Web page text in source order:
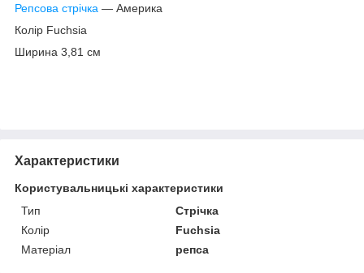
Репсова стрічка — Америка
Колір Fuchsia
Ширина 3,81 см
Характеристики
Користувальницькі характеристики
Тип
Стрічка
Колір
Fuchsia
Матеріал
репса